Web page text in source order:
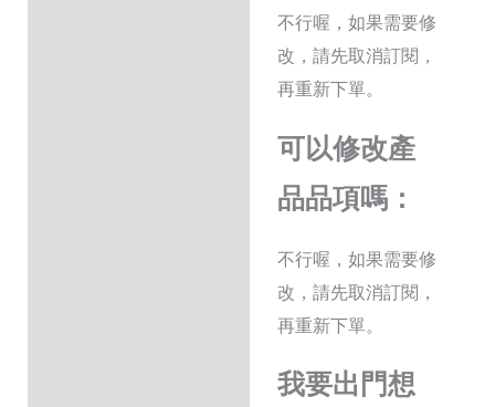
不行喔，如果需要修
改，請先取消訂閱，
再重新下單。
可以修改產
品品項嗎：
不行喔，如果需要修
改，請先取消訂閱，
再重新下單。
我要出門想